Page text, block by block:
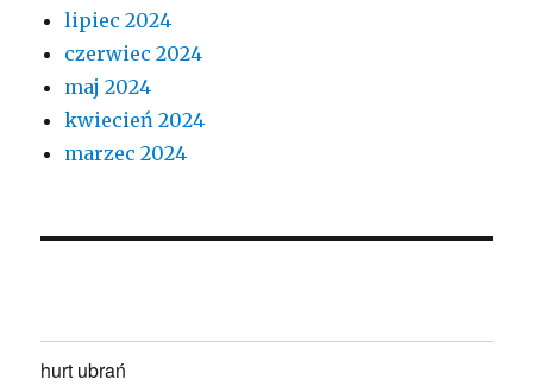
lipiec 2024
czerwiec 2024
maj 2024
kwiecień 2024
marzec 2024
hurt ubrań